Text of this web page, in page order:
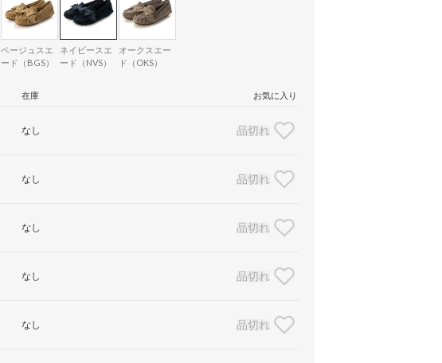
ベージュスエ
ード（BGS）
ネイビースエ
ード（NVS）
オークスエー
ド（OKS）
在庫 お気に入り
なし 品切れ
なし 品切れ
なし 品切れ
なし 品切れ
なし 品切れ